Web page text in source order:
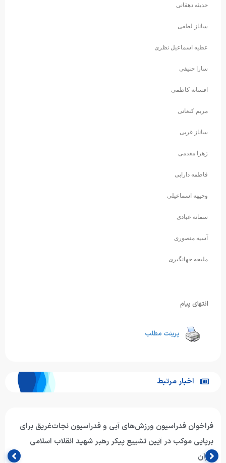
حدیثه دهقانی
ساناز لطفی
عطیه اسماعیل نظری
سارا حنیفی
افسانه کاظمی
مریم کنعانی
ساناز غربی
زهرا مقدمی
فاطمه دارابی
وجیهه اسماعیلی
سمانه عبادی
آسیه منصوری
ملیحه جهانگیری
انتهای پیام
پرینت مطلب
اخبار مرتبط
اصلاح نتایج دو رویداد شنای دختران پس از اعلام نتایج آزمایش
دوپینگ